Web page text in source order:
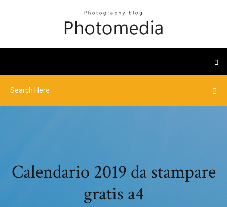
Calendario 2019 da stampare
gratis a4